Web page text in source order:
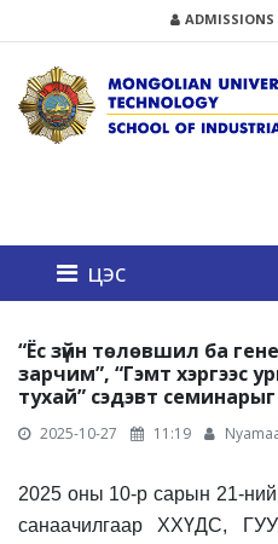
ADMISSIONS
цэс
“Ёс зүйн төлөвшил ба
зарчим”, “Гэмт хэргээс
тухай” сэдэвт
2025-10-27 11:19
2025 оны 10-р сарын 21-
санаачилгаар ХХҮДС,